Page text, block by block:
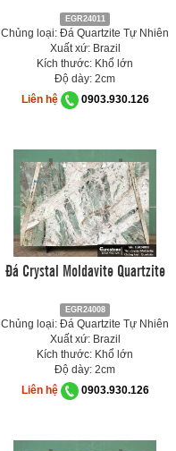
EGR24011
Chủng loại: Đá Quartzite Tự Nhiên
Xuất xứ: Brazil
Kích thước: Khổ lớn
Độ dày: 2cm
Liên hệ
0903.930.126
Đá Crystal Moldavite Quartzite
EGR24008
Chủng loại: Đá Quartzite Tự Nhiên
Xuất xứ: Brazil
Kích thước: Khổ lớn
Độ dày: 2cm
Liên hệ
0903.930.126